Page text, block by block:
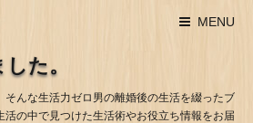
MENU
た。
そんな生活力ゼロ男の離婚後の生活を綴ったブ
活の中で見つけた生活術やお役立ち情報をお届